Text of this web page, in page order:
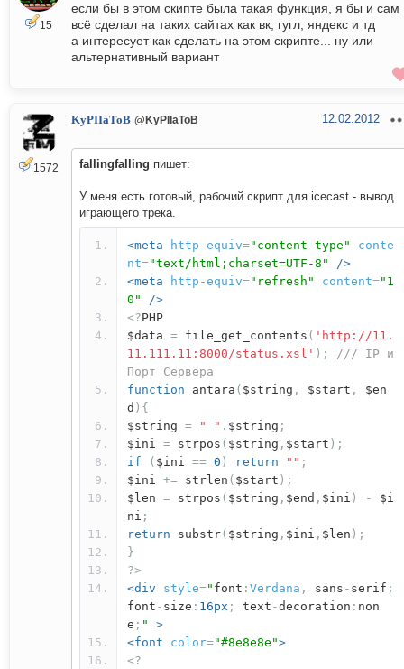
15
если бы в этом скипте была такая функция, я бы и сам
всё сделал на таких сайтах как вк, гугл, яндекс и тд
а интересует как сделать на этом скрипте... ну или
альтернативный вариант
1572
KyPIIaToB @KyPIIaToB 12.02.2012
fallingfalling пишет:
У меня есть готовый, рабочий скрипт для icecast - вывод
играющего трека.
<meta http-equiv="content-type"
conte
nt="text/html;charset=UTF-8"
/>
<meta
http-equiv="refresh" content="1
0"
/>
<?PHP
$data = file_get_contents ( 'http://11.
11.111.11:8000/status.xsl' );
/// IP и
Порт Сервера
function antara ( $string , $start ,
$en
d ){
$string = " " . $string ;
$ini = strpos ( $string , $start );
if
( $ini == 0 ) return "" ;
$ini += strlen ( $start );
$len = strpos ( $string , $end , $ini ) -
$i
ni ;
return substr( $string , $ini , $len );
}
?>
<div
style=" font : Verdana , sans - serif ;
font - size : 16px ; text -decoration : non
e ; "
>
<font
color="#8e8e8e">
<?